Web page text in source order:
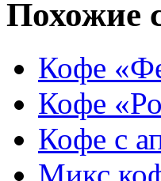
Похожие
Кофе
Кофе
Кофе с
Микс